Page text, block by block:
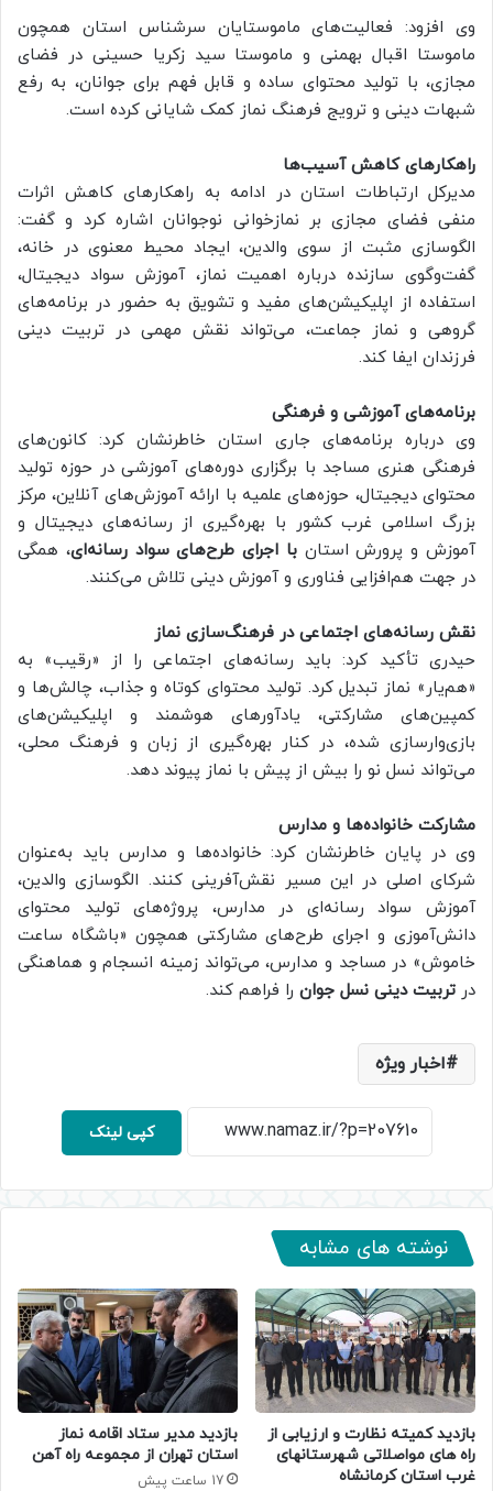
وی افزود: فعالیت‌های ماموستایان سرشناس استان همچون
ماموستا اقبال بهمنی و ماموستا سید زکریا حسینی در فضای
مجازی، با تولید محتوای ساده و قابل فهم برای جوانان، به رفع
شبهات دینی و ترویج فرهنگ نماز کمک شایانی کرده است.
راهکارهای کاهش آسیب‌ها
مدیرکل ارتباطات استان در ادامه به راهکارهای کاهش اثرات
منفی فضای مجازی بر نمازخوانی نوجوانان اشاره کرد و گفت:
الگوسازی مثبت از سوی والدین، ایجاد محیط معنوی در خانه،
گفت‌وگوی سازنده درباره اهمیت نماز، آموزش سواد دیجیتال،
استفاده از اپلیکیشن‌های مفید و تشویق به حضور در برنامه‌های
گروهی و نماز جماعت، می‌تواند نقش مهمی در تربیت دینی
فرزندان ایفا کند.
برنامه‌های آموزشی و فرهنگی
وی درباره برنامه‌های جاری استان خاطرنشان کرد: کانون‌های
فرهنگی هنری مساجد با برگزاری دوره‌های آموزشی در حوزه تولید
محتوای دیجیتال، حوزه‌های علمیه با ارائه آموزش‌های آنلاین، مرکز
بزرگ اسلامی غرب کشور با بهره‌گیری از رسانه‌های دیجیتال و
آموزش و پرورش استانبا اجرای طرح‌های سواد رسانه‌ای، همگی
در جهت هم‌افزایی فناوری و آموزش دینی تلاش می‌کنند.
نقش رسانه‌های اجتماعی در فرهنگ‌سازی نماز
حیدری تأکید کرد: باید رسانه‌های اجتماعی را از «رقیب» به
«هم‌یار» نماز تبدیل کرد. تولید محتوای کوتاه و جذاب، چالش‌ها و
کمپین‌های مشارکتی، یادآورهای هوشمند و اپلیکیشن‌های
بازی‌وارسازی شده، در کنار بهره‌گیری از زبان و فرهنگ محلی،
می‌تواند نسل نو را بیش از پیش با نماز پیوند دهد.
مشارکت خانواده‌ها و مدارس
وی در پایان خاطرنشان کرد: خانواده‌ها و مدارس باید به‌عنوان
شرکای اصلی در این مسیر نقش‌آفرینی کنند. الگوسازی والدین،
آموزش سواد رسانه‌ای در مدارس، پروژه‌های تولید محتوای
دانش‌آموزی و اجرای طرح‌های مشارکتی همچون «باشگاه ساعت
خاموش» در مساجد و مدارس، می‌تواند زمینه انسجام و هماهنگی
در تربیت دینی نسل جوان را فراهم کند.
اخبار ویژه
کپی لینک
نوشته های مشابه
بازدید کمیته نظارت و ارزیابی از
راه های مواصلاتی شهرستانهای
غرب استان کرمانشاه
بازدید مدیر ستاد اقامه نماز
استان تهران از مجموعه راه آهن
17 ساعت پیش